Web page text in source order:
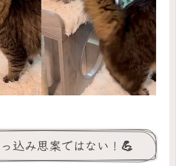
込み思案ではない！💪